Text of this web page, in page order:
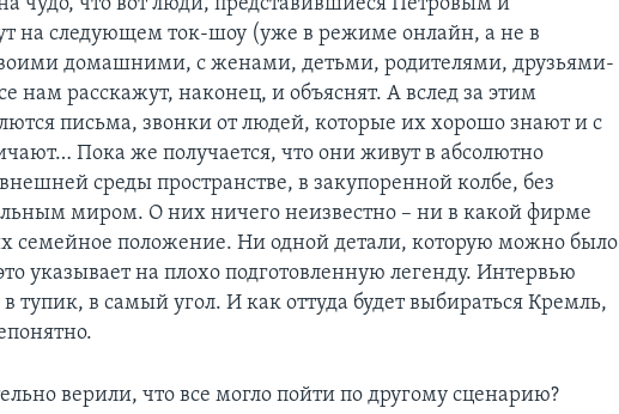
на следующем ток-шоу (уже в режиме онлайн, а не в
домашними, с женами, детьми, родителями, друзьями-
нам расскажут, наконец, и объяснят. А вслед за этим
письма, звонки от людей, которые их хорошо знают и с
Пока же получается, что они живут в абсолютно
среды пространстве, в закупоренной колбе, без
миром. О них ничего неизвестно – ни в какой фирме
семейное положение. Ни одной детали, которую можно было
указывает на плохо подготовленную легенду. Интервью
тупик, в самый угол. И как оттуда будет выбираться Кремль,
верили, что все могло пойти по другому сценарию?